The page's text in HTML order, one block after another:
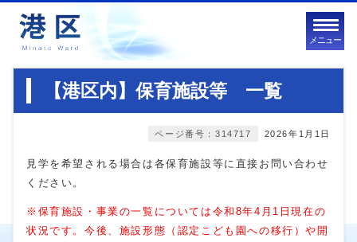
メニュー
【港区内】保育施設等 一覧
2026年1月1日
ページ番号：314717
見学を希望される場合は各保育施設等に直接お問い合わせ
ください。
※保育施設・事業の一覧については令和8年4 月1日現在の
状況です。今後、施設形態（認定こども園への移行）や開